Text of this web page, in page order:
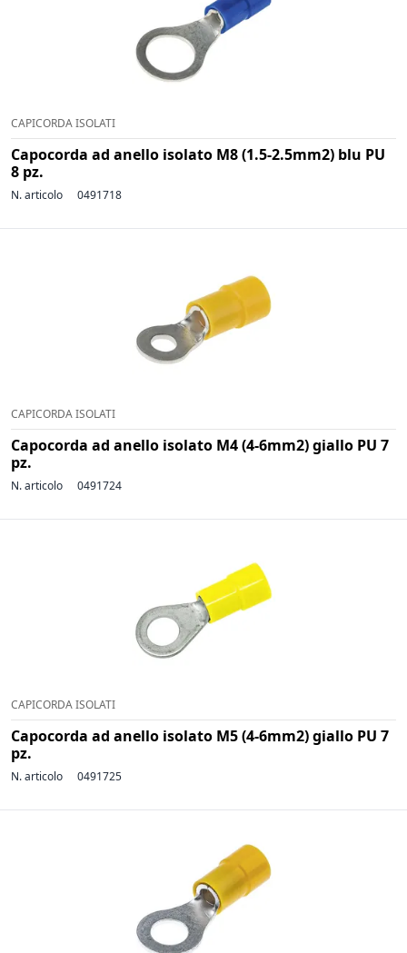
CAPICORDA ISOLATI
Capocorda ad anello isolato M8 (1.5-2.5mm2) blu PU
8 pz.
N. articolo 0491718
CAPICORDA ISOLATI
Capocorda ad anello isolato M4 (4-6mm2) giallo PU 7
pz.
N. articolo 0491724
CAPICORDA ISOLATI
Capocorda ad anello isolato M5 (4-6mm2) giallo PU 7
pz.
N. articolo 0491725